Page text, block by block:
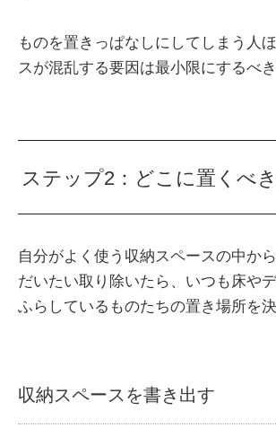
ものを置きっぱなしにしてしまう人
スが混乱する要因は最小限にするべき
ステップ2：どこに置くべ
自分がよく使う収納スペースの中か
だいたい取り除いたら、いつも床や
ふらしているものたちの置き場所を決
収納スペースを書き出す